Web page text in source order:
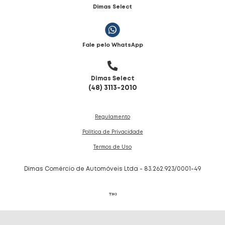
Dimas Select
Fale pelo WhatsApp
Dimas Select
(48) 3113-2010
Regulamento
Política de Privacidade
Termos de Uso
Dimas Comércio de Automóveis Ltda - 83.262.923/0001-49